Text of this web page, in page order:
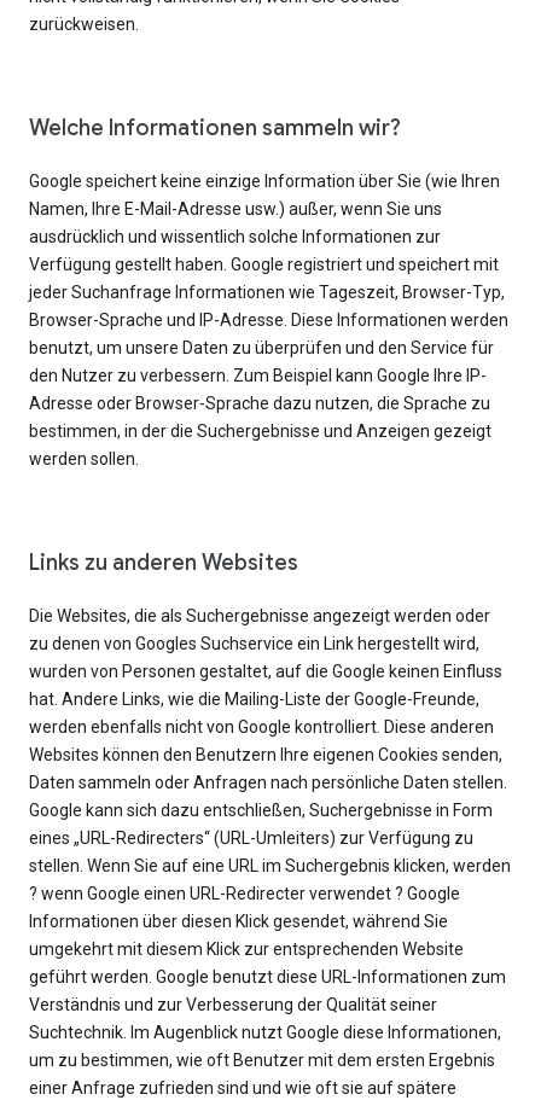
zurückweisen.
Welche Informationen sammeln wir?
Google speichert keine einzige Information über Sie (wie Ihren
Namen, Ihre E-Mail-Adresse usw.) außer, wenn Sie uns
ausdrücklich und wissentlich solche Informationen zur
Verfügung gestellt haben. Google registriert und speichert mit
jeder Suchanfrage Informationen wie Tageszeit, Browser-Typ,
Browser-Sprache und IP-Adresse. Diese Informationen werden
benutzt, um unsere Daten zu überprüfen und den Service für
den Nutzer zu verbessern. Zum Beispiel kann Google Ihre IP-
Adresse oder Browser-Sprache dazu nutzen, die Sprache zu
bestimmen, in der die Suchergebnisse und Anzeigen gezeigt
werden sollen.
Links zu anderen Websites
Die Websites, die als Suchergebnisse angezeigt werden oder
zu denen von Googles Suchservice ein Link hergestellt wird,
wurden von Personen gestaltet, auf die Google keinen Einfluss
hat. Andere Links, wie die Mailing-Liste der Google-Freunde,
werden ebenfalls nicht von Google kontrolliert. Diese anderen
Websites können den Benutzern Ihre eigenen Cookies senden,
Daten sammeln oder Anfragen nach persönliche Daten stellen.
Google kann sich dazu entschließen, Suchergebnisse in Form
eines „URL-Redirecters“ (URL-Umleiters) zur Verfügung zu
stellen. Wenn Sie auf eine URL im Suchergebnis klicken, werden
? wenn Google einen URL-Redirecter verwendet ? Google
Informationen über diesen Klick gesendet, während Sie
umgekehrt mit diesem Klick zur entsprechenden Website
geführt werden. Google benutzt diese URL-Informationen zum
Verständnis und zur Verbesserung der Qualität seiner
Suchtechnik. Im Augenblick nutzt Google diese Informationen,
um zu bestimmen, wie oft Benutzer mit dem ersten Ergebnis
einer Anfrage zufrieden sind und wie oft sie auf spätere